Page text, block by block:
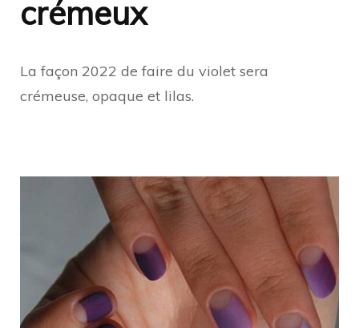
crémeux
La façon 2022 de faire du violet sera
crémeuse, opaque et lilas.